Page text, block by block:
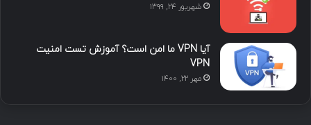
محبوب تازه ترین دیدگاه ها